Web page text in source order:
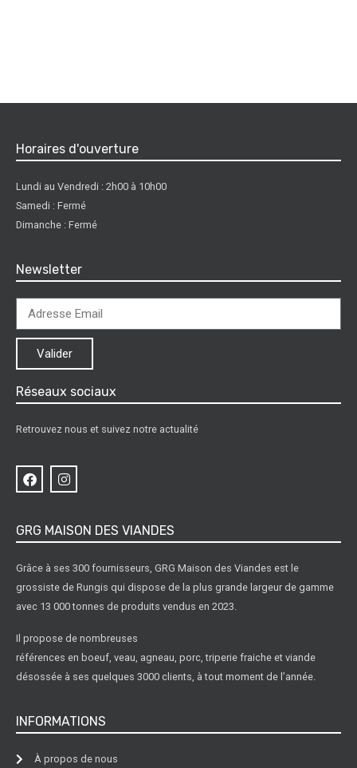
Horaires d'ouverture
Lundi au Vendredi : 2h00 à 10h00
Samedi : Fermé
Dimanche : Fermé
Newsletter
Valider
Réseaux sociaux
Retrouvez nous et suivez notre actualité
GRG MAISON DES VIANDES
Grâce à ses 300 fournisseurs, GRG Maison des Viandes est le
grossiste de Rungis qui dispose de la plus grande largeur de gamme
avec 13 000 tonnes de produits vendus en 2023.
Il propose de nombreuses
références en boeuf, veau, agneau, porc, triperie fraiche et viande
désossée à ses quelques 3000 clients, à tout moment de l’année.
INFORMATIONS
À propos de nous